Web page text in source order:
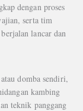
dengan proses
serta tim
lancar dan
domba sendiri,
kambing
teknik panggang